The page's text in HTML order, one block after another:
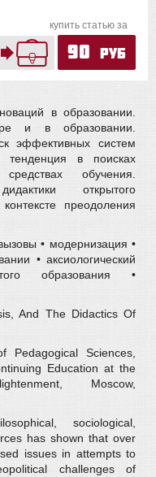
купить статью за
90 руб
в образовании.
и в образовании.
эффективных систем
тенденция в поисках
обучения.
открытого
преодоления
• модернизация •
• аксиологический
образования •
And The Didactics Of
Pedagogical Sciences,
Education at the
Moscow,
sociological,
has shown that over
issues in attempts to
challenges of